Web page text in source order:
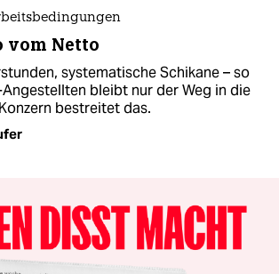
vom Netto
systematische Schikane – so
bleibt nur der Weg in die
bestreitet das.